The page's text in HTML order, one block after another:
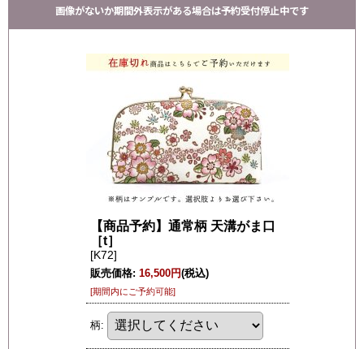
画像がないか期間外表示がある場合は予約受付停止中です